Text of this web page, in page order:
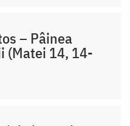
– Pâinea
(Matei 14, 14-